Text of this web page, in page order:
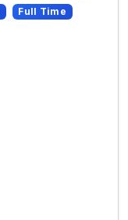
Full Time